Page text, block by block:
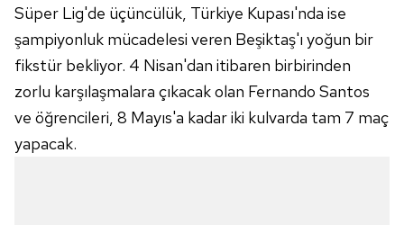
Süper Lig'de üçüncülük, Türkiye Kupası'nda ise
şampiyonluk mücadelesi veren Beşiktaş'ı yoğun bir
fikstür bekliyor. 4 Nisan'dan itibaren birbirinden
zorlu karşılaşmalara çıkacak olan Fernando Santos
ve öğrencileri, 8 Mayıs'a kadar iki kulvarda tam 7 maç
yapacak.